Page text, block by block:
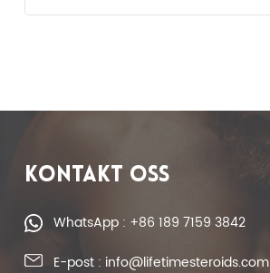
KONTAKT OSS
WhatsApp : +86 189 7159 3842
E-post : info@lifetimesteroids.com